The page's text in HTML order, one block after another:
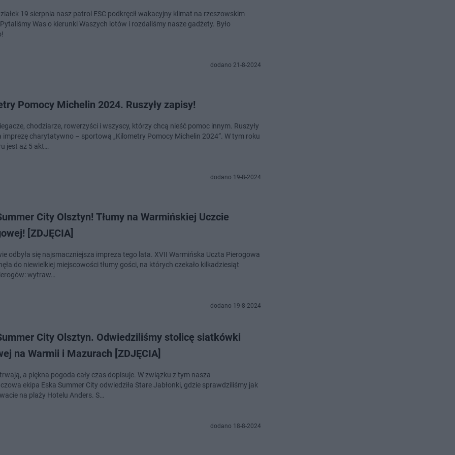
19 sierpnia nasz patrol ESC podkręcił wakacyjny klimat na rzeszowskim
Was o kierunki Waszych lotów i rozdaliśmy nasze gadżety. Było
dodano 21-8-2024
Pomocy Michelin 2024. Ruszyły zapisy!
chodziarze, rowerzyści i wszyscy, którzy chcą nieść pomoc innym. Ruszyły
imprezę charytatywno – sportową „Kilometry Pomocy Michelin 2024”. W tym roku
jest aż 5 akt…
dodano 19-8-2024
City Olsztyn! Tłumy na Warmińskiej Uczcie
[ZDJĘCIA]
odbyła się najsmaczniejsza impreza tego lata. XVII Warmińska Uczta Pierogowa
do niewielkiej miejscowości tłumy gości, na których czekało kilkadziesiąt
wytraw…
dodano 19-8-2024
City Olsztyn. Odwiedziliśmy stolicę siatkówki
na Warmii i Mazurach [ZDJĘCIA]
a piękna pogoda cały czas dopisuje. W związku z tym nasza
ekipa Eska Summer City odwiedziła Stare Jabłonki, gdzie sprawdziliśmy jak
na plaży Hotelu Anders. S…
dodano 18-8-2024